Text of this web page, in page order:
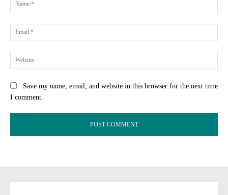
Save my name, email, and website in this browser for the next time
I comment.